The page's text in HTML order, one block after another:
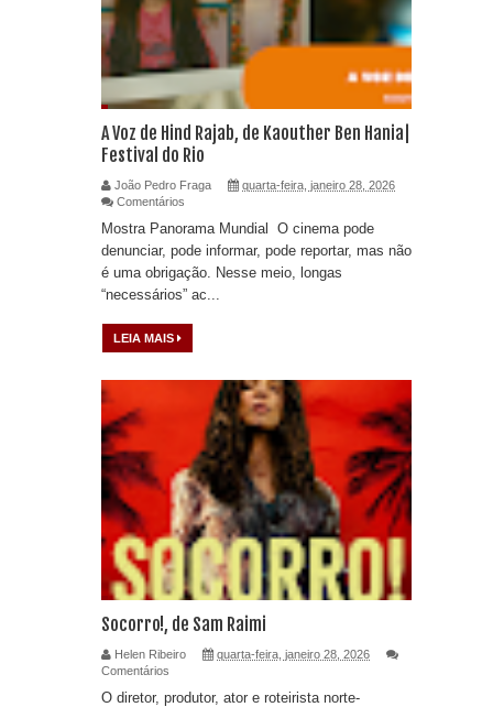
A Voz de Hind Rajab, de Kaouther Ben Hania|
Festival do Rio
João Pedro Fraga
quarta-feira, janeiro 28, 2026
Comentários
Mostra Panorama Mundial O cinema pode
denunciar, pode informar, pode reportar, mas não
é uma obrigação. Nesse meio, longas
“necessários” ac...
LEIA MAIS
Socorro!, de Sam Raimi
Helen Ribeiro
quarta-feira, janeiro 28, 2026
Comentários
O diretor, produtor, ator e roteirista norte-